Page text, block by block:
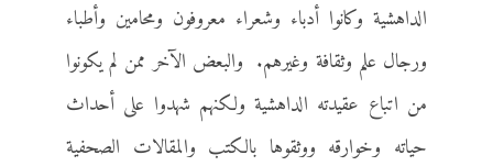
الداهشية وكانوا أدباء وشعراء معروفون ومحامين وأطباء
ورجال علم وثقافة وغيرهم. والبعض الآخر ممن لم يكونوا
من اتباع عقيدته الداهشية ولكنهم شهدوا على أحداث
حياته وخوارقه ووثقوها بالكتب والمقالات الصحفية